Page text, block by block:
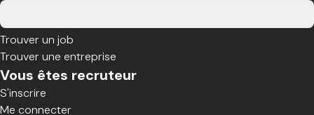
Trouver un job
Trouver une entreprise
Vous êtes recruteur
S'inscrire
Me connecter